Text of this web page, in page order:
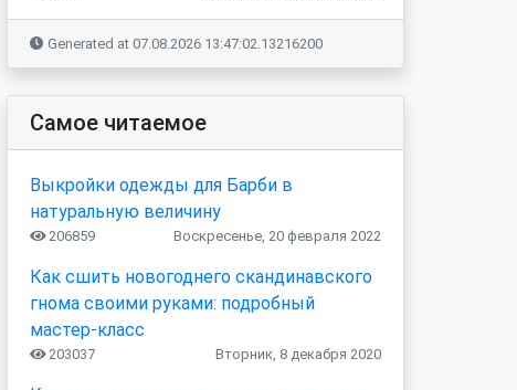
Generated at 07.08.2026 13:47:02.13216200
Самое читаемое
Выкройки одежды для Барби в
натуральную величину
206859 Воскресенье, 20 февраля 2022
Как сшить новогоднего скандинавского
гнома своими руками: подробный
мастер-класс
203037 Вторник, 8 декабря 2020